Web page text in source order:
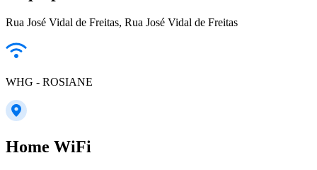
Rua José Vidal de Freitas, Rua José Vidal de Freitas
WHG - ROSIANE
Home WiFi